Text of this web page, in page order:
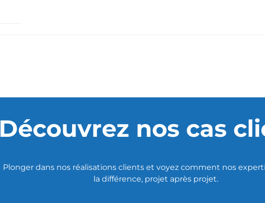
Découvrez nos cas
Plonger dans nos réalisations clients et voyez comment nos
la différence, projet après projet.